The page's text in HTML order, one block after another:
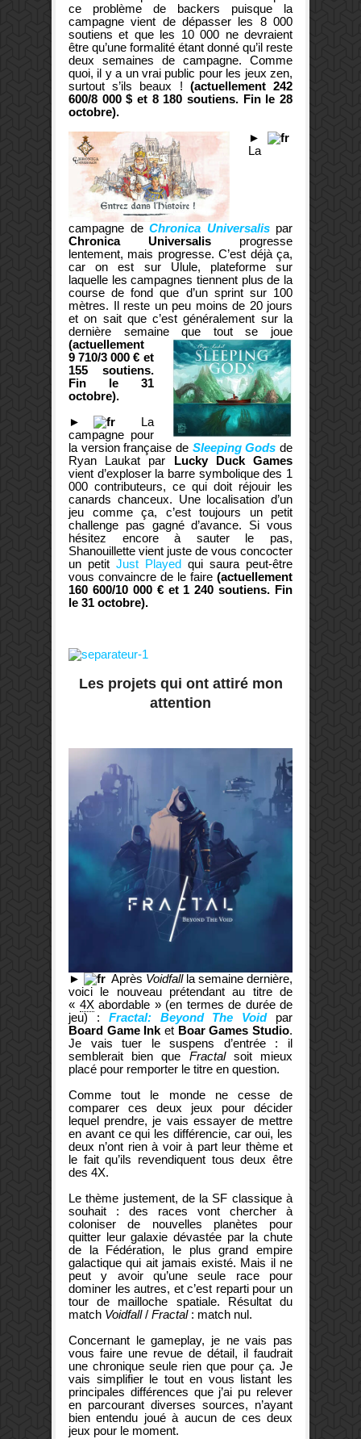
ce problème de backers puisque la
campagne vient de dépasser les 8 000
soutiens et que les 10 000 ne devraient
être qu’une formalité étant donné qu’il reste
deux semaines de campagne. Comme
quoi, il y a un vrai public pour les jeux zen,
surtout s’ils beaux ! (actuellement 242
600/8 000 $ et 8 180 soutiens. Fin le 28
octobre).
►
La
campagne de Chronica Universalispar
Chronica Universalis progresse
lentement, mais progresse. C’est déjà ça,
car on est sur Ulule, plateforme sur
laquelle les campagnes tiennent plus de la
course de fond que d’un sprint sur 100
mètres. Il reste un peu moins de 20 jours
et on sait que c’est généralement sur la
dernière semaine que tout se joue
(actuellement
9 710/3 000 € et
155 soutiens.
Fin le 31
octobre).
►
La
campagne pour
la version française de Sleeping Gods de
Ryan Laukat par Lucky Duck Games
vient d’exploser la barre symbolique des 1
000 contributeurs, ce qui doit réjouir les
canards chanceux. Une localisation d’un
jeu comme ça, c’est toujours un petit
challenge pas gagné d’avance. Si vous
hésitez encore à sauter le pas,
Shanouillette vient juste de vous concocter
un petit Just Played qui saura peut-être
vous convaincre de le faire (actuellement
160 600/10 000 € et 1 240 soutiens. Fin
le 31 octobre).
Les projets qui ont attiré mon
attention
► Après Voidfallla semaine dernière,
voici le nouveau prétendant au titre de
« 4Xabordable » (en termes de durée de
jeu) : Fractal: Beyond The Voidpar
Board Game Ink et Boar Games Studio.
Je vais tuer le suspens d’entrée : il
semblerait bien que Fractalsoit mieux
placé pour remporter le titre en question.
Comme tout le monde ne cesse de
comparer ces deux jeux pour décider
lequel prendre, je vais essayer de mettre
en avant ce qui les différencie, car oui, les
deux n’ont rien à voir à part leur thème et
le fait qu’ils revendiquent tous deux être
des 4X.
Le thème justement, de la SF classique à
souhait : des races vont chercher à
coloniser de nouvelles planètes pour
quitter leur galaxie dévastée par la chute
de la Fédération, le plus grand empire
galactique qui ait jamais existé. Mais il ne
peut y avoir qu’une seule race pour
dominer les autres, et c’est reparti pour un
tour de mailloche spatiale. Résultat du
match Voidfall/ Fractal: match nul.
Concernant le gameplay, je ne vais pas
vous faire une revue de détail, il faudrait
une chronique seule rien que pour ça. Je
vais simplifier le tout en vous listant les
principales différences que j’ai pu relever
en parcourant diverses sources, n’ayant
bien entendu joué à aucun de ces deux
jeux pour le moment.